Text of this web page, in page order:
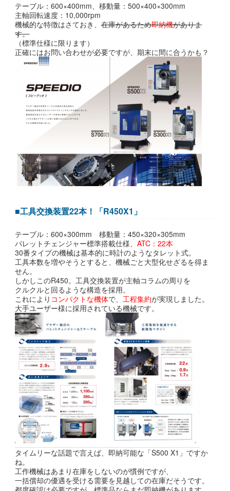
テーブル：600×400mm、移動量：500×400×300mm
主軸回転速度：10,000rpm
機械的な特徴はさておき、在庫があるため即納機がありま
す。
（標準仕様に限ります）
正確にはお問い合わせが必要ですが、期末に間に合うかも？
■工具交換装置22本！「R450X1」
テーブル：600×300mm 移動量：450×320×305mm
パレットチェンジャー標準搭載仕様、ATC：22本
30番タイプの機械は基本的に時計のようなタレット式。
工具本数を増やそうとすると、機械ごと大型化せざるを得ま
せん。
しかしこのR450。工具交換装置が主軸コラムの周りを
クルクルと回るような構造を採用。
これにより コンパクトな機体で、工程集約が実現しました。
大手ユーザー様に採用されている機械です。
タイムリーな話題で言えば、即納可能な「S500 X1」ですか
ね。
工作機械はあまり在庫をしないのが慣例ですが、
一括償却の優遇を受ける需要を見越しての在庫だそうです。